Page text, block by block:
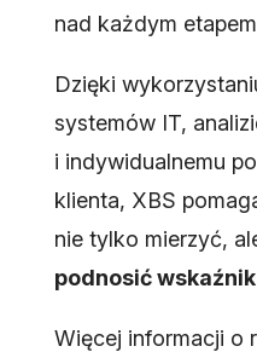
nad każdym
Dzięki
systemów IT,
i indywidualnemu
klienta, XBS
nie tylko mierzyć,
podnosić wskaźnik
Więcej informacji o